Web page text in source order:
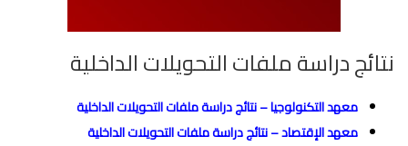
نتائج دراسة ملفات التحويلات الداخلية
معهد التكنولوجيا – نتائج دراسة ملفات التحويلات الداخلية
معهد الإقتصاد – نتائج دراسة ملفات التحويلات الداخلية